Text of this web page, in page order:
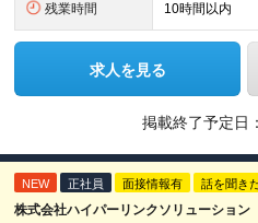
残業時間 10時間以内
求人を見る
掲載終了予定日
NEW 正社員 面接情報有 話を聞き
株式会社ハイパーリンクソリューション